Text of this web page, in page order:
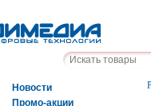
Новости
Промо-акции